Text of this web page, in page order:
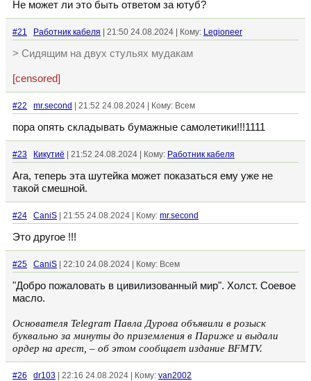
Не может ли это быть ответом за ютуб?
#21 Работник кабеля | 21:50 24.08.2024 | Кому: Legioneer
> Сидящим на двух стульях мудакам
[censored]
#22 mr.second | 21:52 24.08.2024 | Кому: Всем
пора опять складывать бумажные самолетики!!!1111
#23 Кикутиё | 21:52 24.08.2024 | Кому: Работник кабеля
Ага, теперь эта шутейка может показаться ему уже не
такой смешной.
#24 CaniS | 21:55 24.08.2024 | Кому: mr.second
Это другое !!!
#25 CaniS | 22:10 24.08.2024 | Кому: Всем
"Добро пожаловать в цивилизованный мир". Холст. Соевое
масло.
Основателя Telegram Павла Дурова объявили в розыск
буквально за минуты до приземления в Париже и выдали
ордер на арест, – об этом сообщает издание BFMTV.
#26 dr103 | 22:16 24.08.2024 | Кому: van2002